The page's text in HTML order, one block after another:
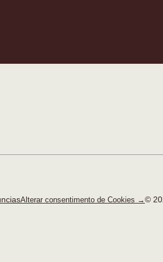
Alterar consentimento de Cookies →©